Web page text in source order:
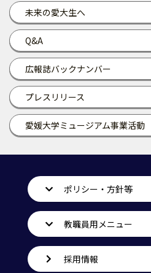
未来の愛大生へ
Q&A
広報誌バックナンバー
プレスリリース
愛媛大学ミュージアム事業活動
ポリシー・方針等
教職員用メニュー
採用情報